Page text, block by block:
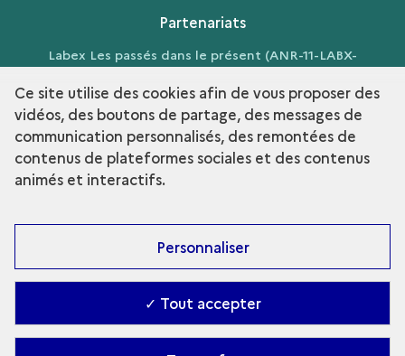
Partenariats
Labex Les passés dans le présent (ANR-11-LABX-
0026-01)
Découvrir la collection
Ce site utilise des cookies afin de vous proposer des
vidéos, des boutons de partage, des messages de
communication personnalisés, des remontées de
contenus de plateformes sociales et des contenus
animés et interactifs.
Personnaliser
✓ Tout accepter